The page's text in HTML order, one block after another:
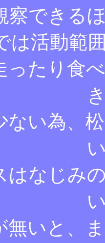
察できる
は活動範
ったり食
ない為、
はなじみ
無いと、